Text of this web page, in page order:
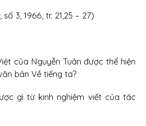
, số 3, 1966, tr. 21,25 – 27)
của Nguyễn Tuân được thể hiện
bản Về tiếng ta?
gì từ kinh nghiệm viết của tác